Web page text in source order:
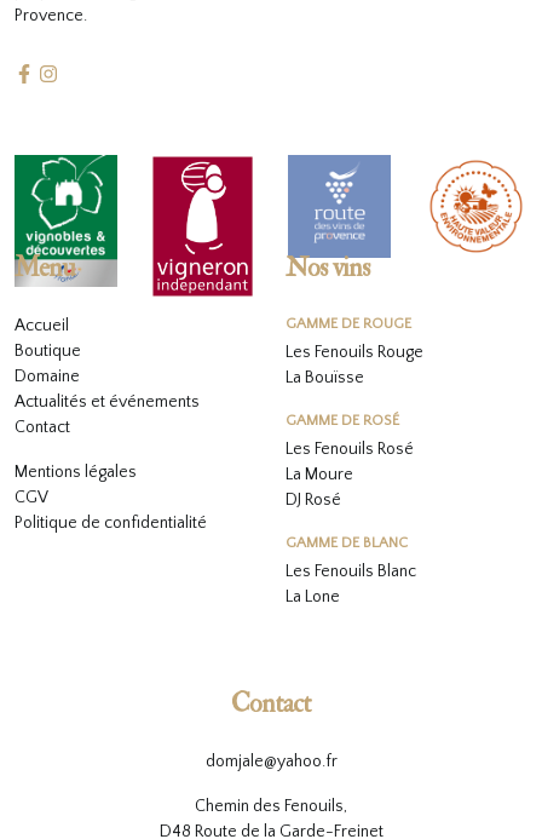
Provence.
Menu
Accueil
Boutique
Domaine
Actualités et événements
Contact
Mentions légales
CGV
Politique de confidentialité
Nos vins
GAMME DE ROUGE
Les Fenouils Rouge
La Bouïsse
GAMME DE ROSÉ
Les Fenouils Rosé
La Moure
DJ Rosé
GAMME DE BLANC
Les Fenouils Blanc
La Lone
Contact
domjale@yahoo.fr
Chemin des Fenouils,
D48 Route de la Garde-Freinet